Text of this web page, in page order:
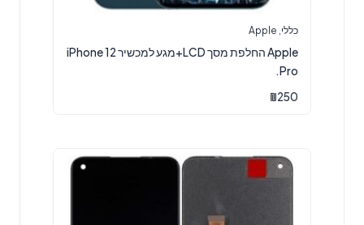
כללי,
Apple
Apple החלפת מסך LCD+מגע למכשיר iPhone 12
Pro.
₪250